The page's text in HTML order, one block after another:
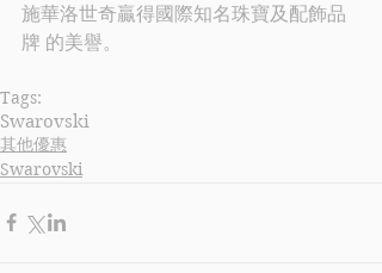
施華洛世奇贏得國際知名珠寶及配飾品
牌 的美譽。
Tags:
Swarovski
其他優惠
Swarovski